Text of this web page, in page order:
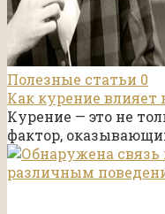
Полезные статьи 0
Как курение влияет
Курение — это не
фактор,